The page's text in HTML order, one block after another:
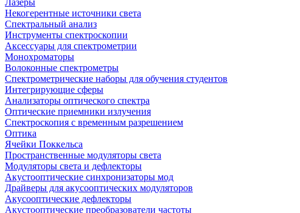
Лазеры
Некогерентные источники света
Спектральный анализ
Инструменты спектроскопии
Аксессуары для спектрометрии
Монохроматоры
Волоконные спектрометры
Спектрометрические наборы для обучения студентов
Интегрирующие сферы
Анализаторы оптического спектра
Оптические приемники излучения
Спектроскопия с временным разрешением
Оптика
Ячейки Поккельса
Пространственные модуляторы света
Модуляторы света и дефлекторы
Акустооптические синхронизаторы мод
Драйверы для акусооптических модуляторов
Акусооптические дефлекторы
Акустооптические преобразователи частоты